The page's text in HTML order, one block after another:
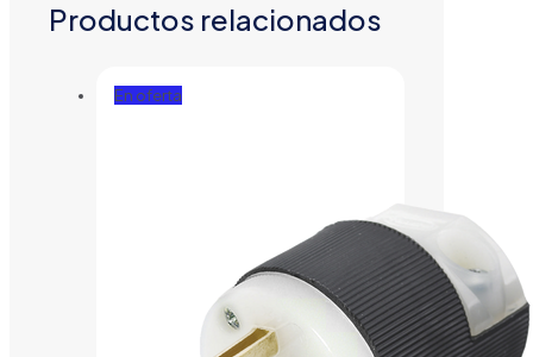
Productos relacionados
En oferta